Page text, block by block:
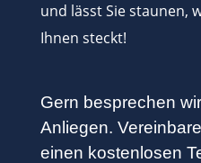
und lässt Sie staunen,
Ihnen steckt!
Gern besprechen
Anliegen.
einen kostenlosen